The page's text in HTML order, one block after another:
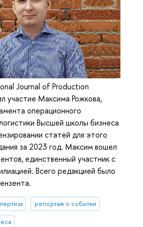
Journal of Production
участие Максима Рожкова,
операционного
Высшей школы бизнеса
статей для этого
за 2023 год. Максим вошел
единственный участник с
Всего редакцией было
репортаж о событии